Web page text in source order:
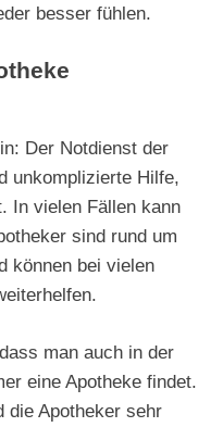
besser fühlen.
Der Notdienst der
unkomplizierte Hilfe,
In vielen Fällen kann
sind rund um
können bei vielen
man auch in der
eine Apotheke findet.
die Apotheker sehr